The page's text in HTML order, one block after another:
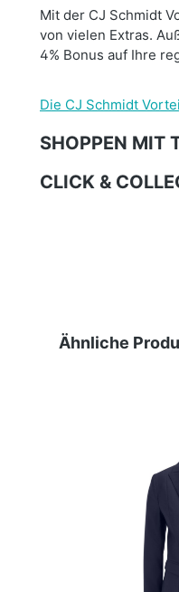
Mit der CJ Schmidt
von vielen Extras.
4% Bonus auf Ihre
Die CJ Schmidt
SHOPPEN MIT
CLICK &
Produktgalerie
Ähnliche